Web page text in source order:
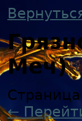
Меч)
←